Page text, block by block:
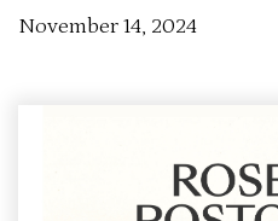
November 14, 2024